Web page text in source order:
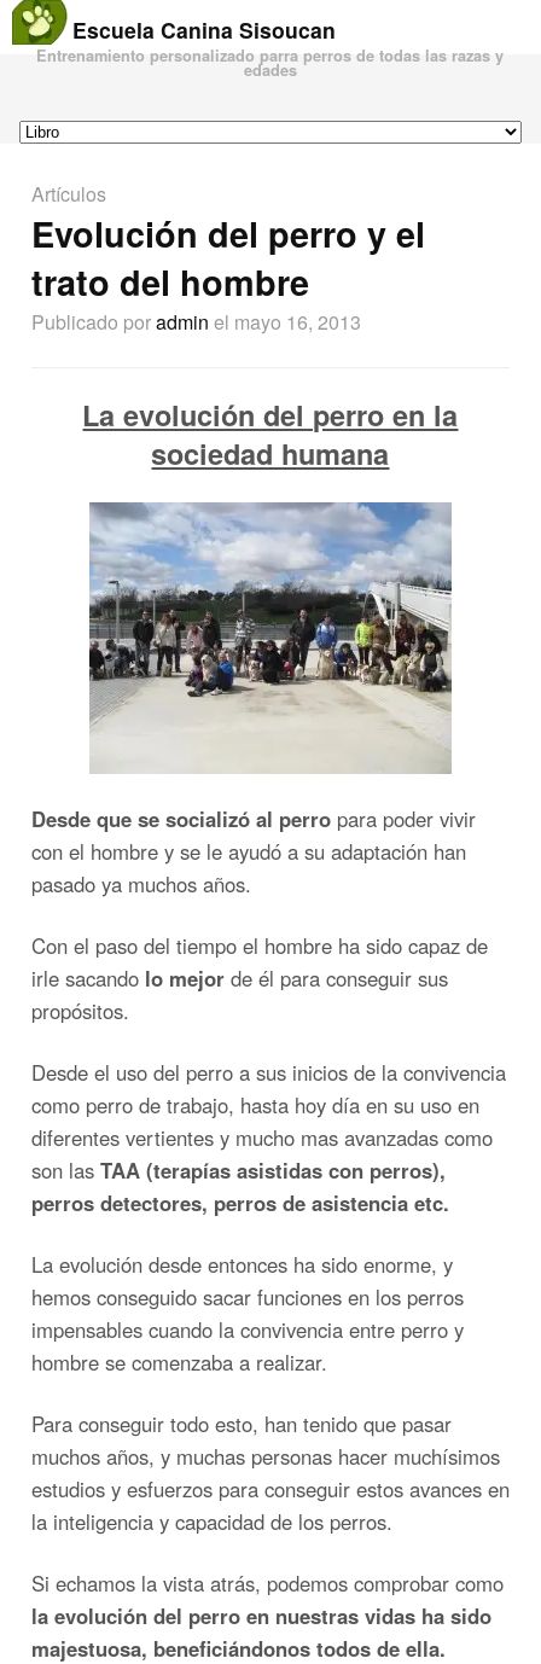
Escuela Canina Sisoucan
Entrenamiento personalizado parra perros de todas las razas y
edades
Artículos
Evolución del perro y el
trato del hombre
Publicado poradmin el mayo 16, 2013
La evolución del perro en la
sociedad humana
Desde que se socializó al perro para poder vivir
con el hombre y se le ayudó a su adaptación han
pasado ya muchos años.
Con el paso del tiempo el hombre ha sido capaz de
irle sacando lo mejor de él para conseguir sus
propósitos.
Desde el uso del perro a sus inicios de la convivencia
como perro de trabajo, hasta hoy día en su uso en
diferentes vertientes y mucho mas avanzadas como
son las TAA (terapías asistidas con perros),
perros detectores, perros de asistencia etc.
La evolución desde entonces ha sido enorme, y
hemos conseguido sacar funciones en los perros
impensables cuando la convivencia entre perro y
hombre se comenzaba a realizar.
Para conseguir todo esto, han tenido que pasar
muchos años, y muchas personas hacer muchísimos
estudios y esfuerzos para conseguir estos avances en
la inteligencia y capacidad de los perros.
Si echamos la vista atrás, podemos comprobar como
la evolución del perro en nuestras vidas ha sido
majestuosa, beneficiándonos todos de ella.